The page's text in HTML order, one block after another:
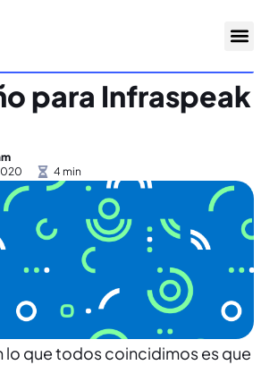
para Infraspeak
lo que todos coincidimos es que